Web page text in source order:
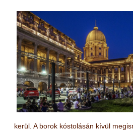
kerül. A borok kóstolásán kívül